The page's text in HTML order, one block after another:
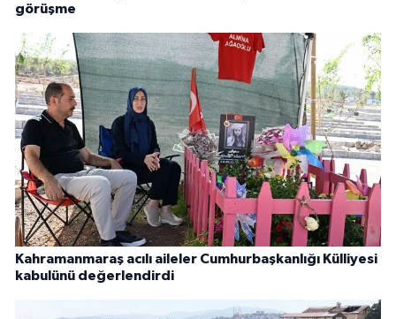
görüşme
Kahramanmaraş acılı aileler Cumhurbaşkanlığı Külliyesi
kabulünü değerlendirdi